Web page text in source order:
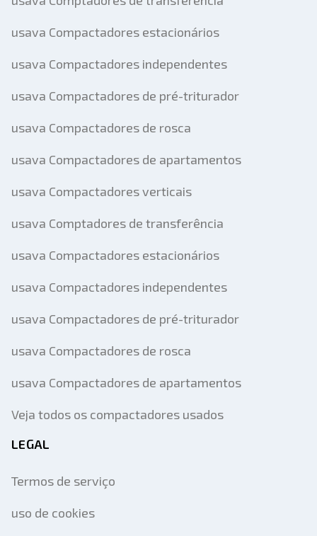
usava Compactadores estacionários
usava Compactadores independentes
usava Compactadores de pré-triturador
usava Compactadores de rosca
usava Compactadores de apartamentos
usava Compactadores verticais
usava Comptadores de transferência
usava Compactadores estacionários
usava Compactadores independentes
usava Compactadores de pré-triturador
usava Compactadores de rosca
usava Compactadores de apartamentos
Veja todos os compactadores usados
LEGAL
Termos de serviço
uso de cookies